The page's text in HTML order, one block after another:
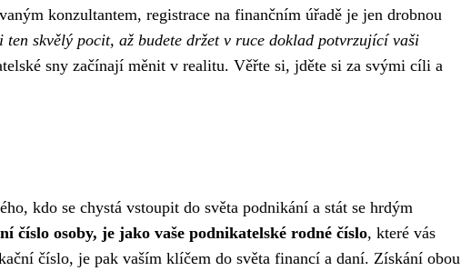
konzultantem, registrace na finančním úřadě je jen drobnou
ten skvělý pocit, až budete držet v ruce doklad potvrzující vaši
sny začínají měnit v realitu. Věřte si, jděte si za svými cíli a
kdo se chystá vstoupit do světa podnikání a stát se hrdým
číslo osoby, je jako vaše podnikatelské rodné číslo, které vás
číslo, je pak vaším klíčem do světa financí a daní. Získání obou